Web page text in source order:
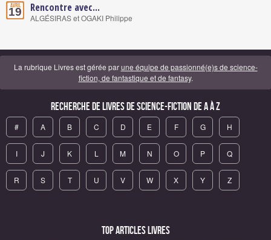
Avril
19 Rencontre avec...
ALGÉSIRAS et OGAKI Philippe
La rubrique Livres est gérée parune équipe de passionné(e)s de science-
fiction, de fantastique et de fantasy.
Recherche de Livres de science-fiction de A à Z
# A B C D E F G H
I J K L M N O P Q
R S T U V W X Y Z
Top articles Livres